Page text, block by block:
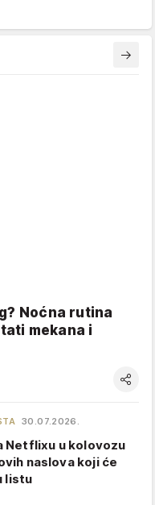
Noćna rutina
mekana i
30.07.2026.
Netflixu u kolovozu
naslova koji će
listu